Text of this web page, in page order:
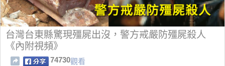
台灣台東縣驚現殭屍出沒，警方戒嚴防殭屍殺人
《內附視頻》
74730觀看